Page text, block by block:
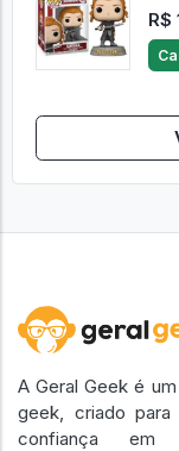
R$
A Geral Geek é
geek, criado para
confiança em